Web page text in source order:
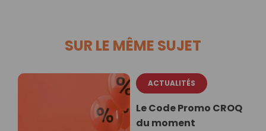
SUR LE MÊME SUJET
ACTUALITÉS
Le Code Promo CROQ
du moment